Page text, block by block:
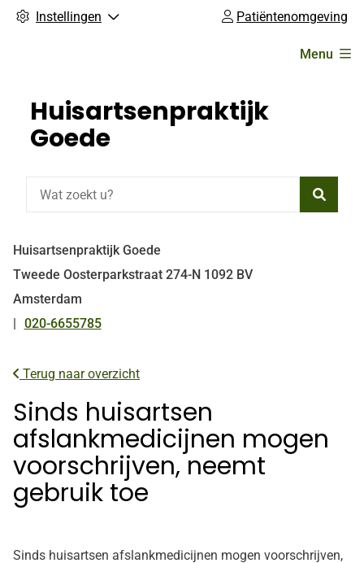
Instellingen Patiëntenomgeving
Menu
Huisartsenpraktijk
Goede
Huisartsenpraktijk Goede
Tweede Oosterparkstraat 274-N 1092 BV
Amsterdam
Tel:
020-6655785
Terug naar overzicht
Sinds huisartsen
afslankmedicijnen mogen
voorschrijven, neemt
gebruik toe
Sinds huisartsen afslankmedicijnen mogen voorschrijven,